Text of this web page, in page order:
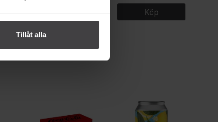
Tillåt alla
Köp